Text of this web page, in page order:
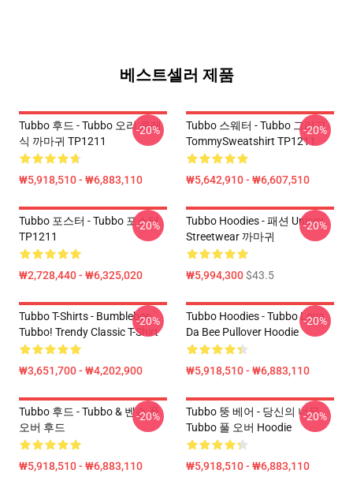
베스트셀러 제품
Tubbo 후드 - Tubbo 오리 클래
식 까마귀 TP1211
₩5,918,510 - ₩6,883,110
-20%
Tubbo 스웨터 - Tubbo 그리고
TommySweatshirt TP1211
₩5,642,910 - ₩6,607,510
-20%
Tubbo 포스터 - Tubbo 포스터
TP1211
₩2,728,440 - ₩6,325,020
-20%
Tubbo Hoodies - 패션 Unisex
Streetwear 까마귀
₩5,994,300$43.5
-20%
Tubbo T-Shirts - Bumblebee
Tubbo! Trendy Classic T-Shirt
₩3,651,700 - ₩4,202,900
-20%
Tubbo Hoodies - Tubbo Lova
Da Bee Pullover Hoodie
₩5,918,510 - ₩6,883,110
-20%
Tubbo 후드 - Tubbo & 벤슨 풀
오버 후드
₩5,918,510 - ₩6,883,110
-20%
Tubbo 뚱 베어 - 당신의 너무
Tubbo 풀 오버 Hoodie
₩5,918,510 - ₩6,883,110
-20%